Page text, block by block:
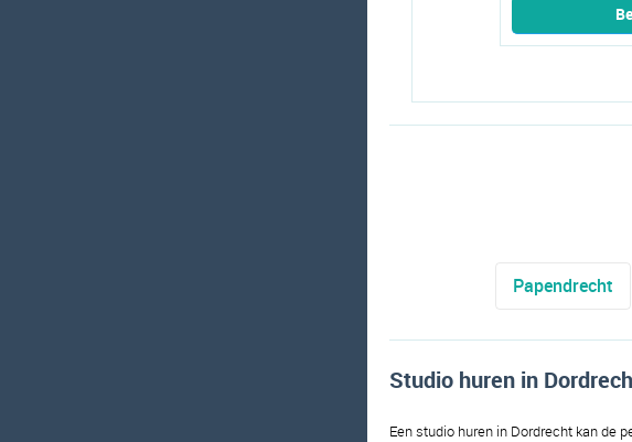
Papendrecht
Studio huren in
Een studio huren in Dordrecht kan de